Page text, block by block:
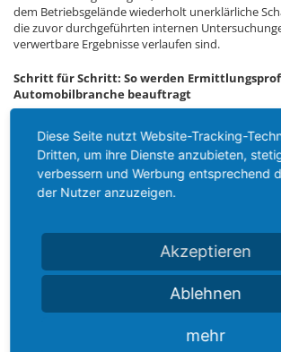
dem Betriebsgelände wiederholt unerklärliche
die zuvor durchgeführten internen
verwertbare Ergebnisse verlaufen sind.
Schritt für Schritt: So werden
Automobilbranche beauftragt
Vor der Auftragserteilung empfiehlt es sich,
Vorgehen zu folgen. Die folgenden Schritte haben
besonders hilfreich und zielführend erwiesen:
Dokumentationdes Schadens: Fotos aus
erstatten: Eine Anzeige
Basis für weitere Schritte.
Recherche geeigneter Dienstleister: Wer
berücksichtigt, vermeidet
Zulassungen, Referenzen und transparente
Diese Seite nutzt Website-Tracking-
Dritten, um ihre Dienste anzubieten,
verbessern und Werbung entsprechend
der Nutzer anzuzeigen.
Akzeptieren
Ablehnen
mehr